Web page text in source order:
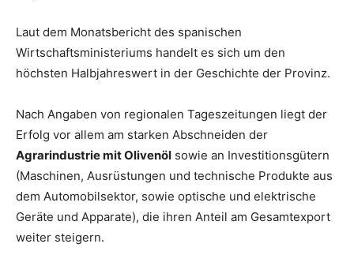
Laut dem Monatsbericht des spanischen
Wirtschaftsministeriums handelt es sich um den
höchsten Halbjahreswert in der Geschichte der Provinz.
Nach Angaben von regionalen Tageszeitungen liegt der
Erfolg vor allem am starken Abschneiden der
Agrarindustrie mit Olivenöl sowie an Investitionsgütern
(Maschinen, Ausrüstungen und technische Produkte aus
dem Automobilsektor, sowie optische und elektrische
Geräte und Apparate), die ihren Anteil am Gesamtexport
weiter steigern.